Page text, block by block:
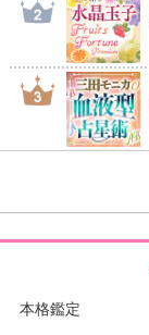
本格鑑定